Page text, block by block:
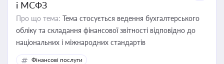
і МСФЗ
Про що тема: Тема стосується ведення бухгалтерського
обліку та складання фінансової звітності відповідно до
національних і міжнародних стандартів
Фінансові послуги